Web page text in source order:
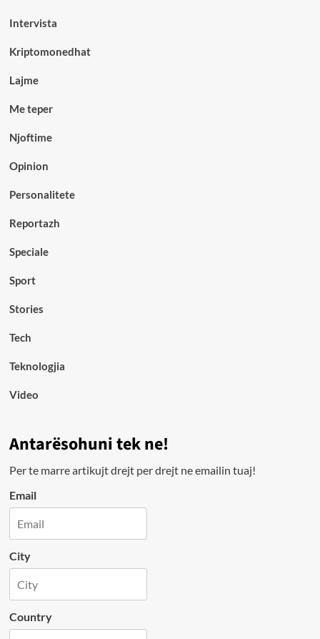
Intervista
Kriptomonedhat
Lajme
Me teper
Njoftime
Opinion
Personalitete
Reportazh
Speciale
Sport
Stories
Tech
Teknologjia
Video
Antarësohuni tek ne!
Per te marre artikujt drejt per drejt ne emailin tuaj!
Email
City
Country